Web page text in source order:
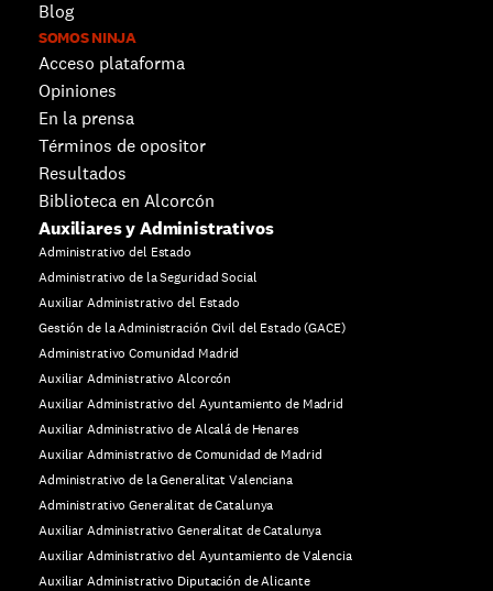
Blog
SOMOS NINJA
Acceso plataforma
Opiniones
En la prensa
Términos de opositor
Resultados
Biblioteca en Alcorcón
Auxiliares y Administrativos
Administrativo del Estado
Administrativo de la Seguridad Social
Auxiliar Administrativo del Estado
Gestión de la Administración Civil del Estado (GACE)
Administrativo Comunidad Madrid
Auxiliar Administrativo Alcorcón
Auxiliar Administrativo del Ayuntamiento de Madrid
Auxiliar Administrativo de Alcalá de Henares
Auxiliar Administrativo de Comunidad de Madrid
Administrativo de la Generalitat Valenciana
Administrativo Generalitat de Catalunya
Auxiliar Administrativo Generalitat de Catalunya
Auxiliar Administrativo del Ayuntamiento de Valencia
Auxiliar Administrativo Diputación de Alicante